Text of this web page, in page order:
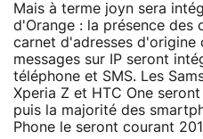
Mais à terme joyn sera
d'Orange : la présence des
carnet d'adresses d'origine
messages sur IP seront
téléphone et SMS. Les
Xperia Z et HTC One
puis la majorité des
Phone le seront courant